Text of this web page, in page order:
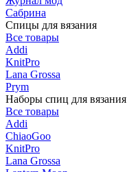
Сабрина
Спицы для вязания
Все товары
Addi
KnitPro
Lana Grossa
Prym
Наборы спиц для вязания
Все товары
Addi
ChiaoGoo
KnitPro
Lana Grossa